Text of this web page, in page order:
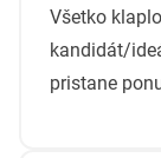
Všetko
kandidát/
pristane